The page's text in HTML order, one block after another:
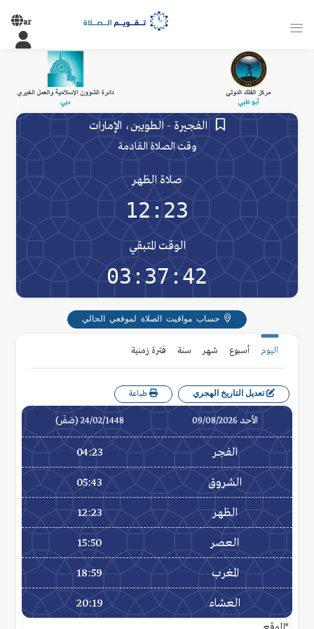
ar
الفجيرة - الطويين، الإمارات
وقت الصلاة القادمة
صلاة الظهر
12:23
الوقت المتبقي
03:37:42
اليوم أسبوع شهر سنة فترة زمنية
طباعة تعديل التاريخ الهجري
الأحد 09/08/2026 24/02/1448 (صَفَر)
الفجر 04:23
الشروق 05:43
الظهر 12:23
العصر 15:50
المغرب 18:59
العشاء 20:19